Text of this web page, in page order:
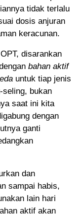
tidak terlalu
dosis anjuran
keracunan.
disarankan
bahan aktif
untuk tiap jenis
seling, bukan
saat ini kita
dengan
ganti
dan
sampai habis,
lain hari
aktif akan